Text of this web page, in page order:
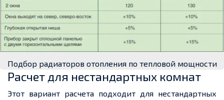
Подбор радиаторов отопления по тепловой мощности
Расчет для нестандартных комнат
Этот вариант расчета подходит для нестандартных